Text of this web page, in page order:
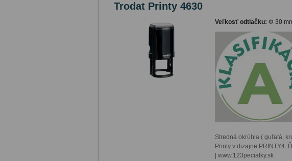
Trodat Printy 4630
Veľkosť odtlačku: Φ 30
Stredná okrúhla ( guľatá,
Printy v dizajne PRINTY4.
| www.123peciatky.sk